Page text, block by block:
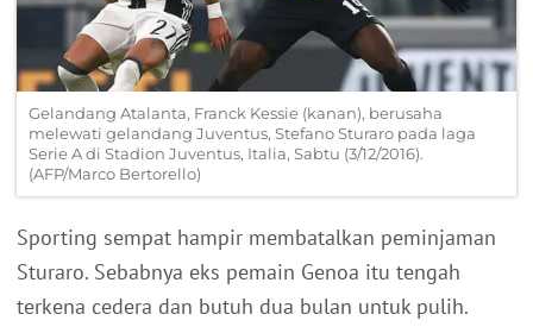
Gelandang Atalanta, Franck Kessie (kanan), berusaha
melewati gelandang Juventus, Stefano Sturaro pada laga
Serie A di Stadion Juventus, Italia, Sabtu (3/12/2016).
(AFP/Marco Bertorello)
Sporting sempat hampir membatalkan peminjaman
Sturaro. Sebabnya eks pemain Genoa itu tengah
terkena cedera dan butuh dua bulan untuk pulih.